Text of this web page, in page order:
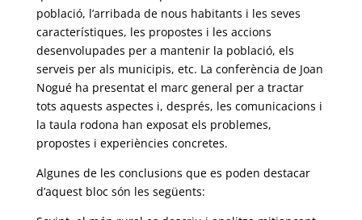
població, l’arribada de nous habitants i les seves
característiques, les propostes i les accions
desenvolupades per a mantenir la població, els
serveis per als municipis, etc. La conferència de Joan
Nogué ha presentat el marc general per a tractar
tots aquests aspectes i, després, les comunicacions i
la taula rodona han exposat els problemes,
propostes i experiències concretes.
Algunes de les conclusions que es poden destacar
d’aquest bloc són les següents: